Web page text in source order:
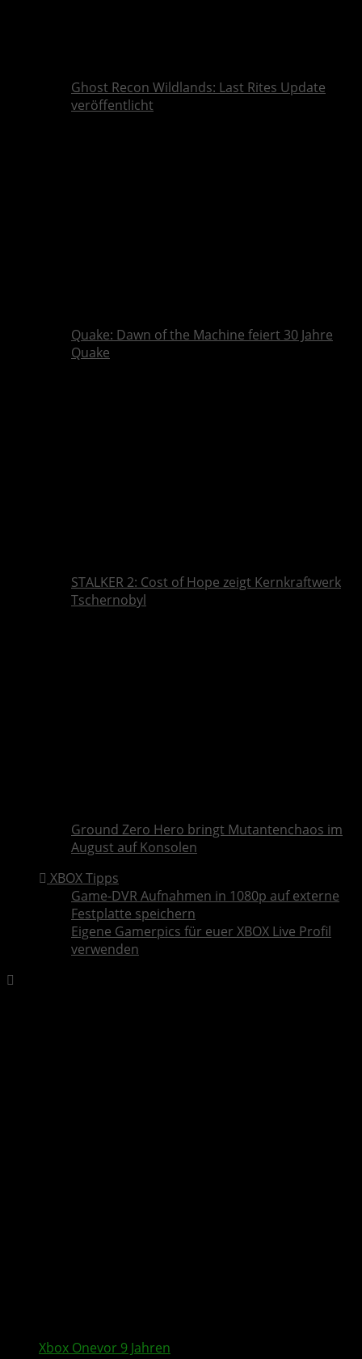
Ghost Recon Wildlands: Last Rites Update
veröffentlicht
Quake: Dawn of the Machine feiert 30 Jahre
Quake
STALKER 2: Cost of Hope zeigt Kernkraftwerk
Tschernobyl
Ground Zero Hero bringt Mutantenchaos im
August auf Konsolen
XBOX Tipps
Game-DVR Aufnahmen in 1080p auf externe
Festplatte speichern
Eigene Gamerpics für euer XBOX Live Profil
verwenden
Xbox Onevor 9 Jahren